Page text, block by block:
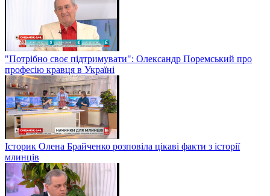
"Потрібно своє підтримувати": Олександр Поремський про
професію кравця в Україні
Історик Олена Брайченко розповіла цікаві факти з історії
млинців